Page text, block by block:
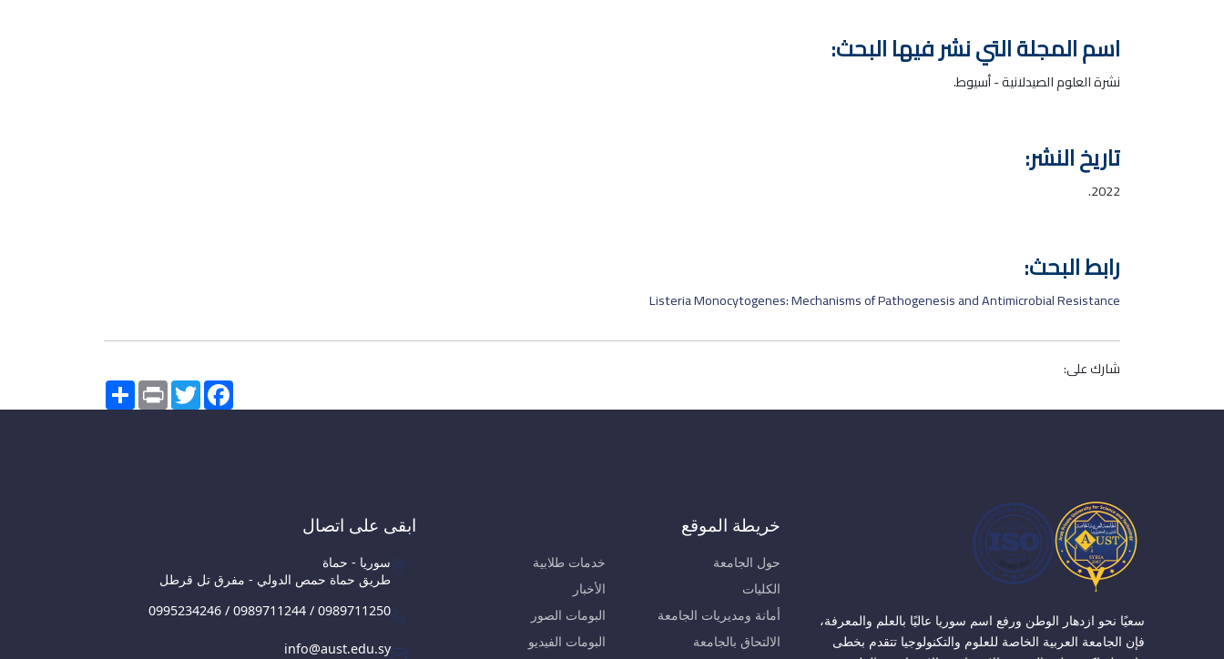
اسم المجلة التي نشر فيها البحث:
نشرة العلوم الصيدلانية - أسيوط.
تاريخ النشر:
2022.
رابط البحث:
Listeria Monocytogenes: Mechanisms of Pathogenesis and Antimicrobial Resistance
شارك على:
Share PrintTwitterFacebook
سعيًا نحو ازدهار الوطن ورفع اسم سوريا عاليًا بالعلم والمعرفة،
فإن الجامعة العربية الخاصة للعلوم والتكنولوجيا تتقدم بخطى
خريطة الموقع
حول الجامعة
الكليات
أمانة ومديريات الجامعة
الالتحاق بالجامعة
خدمات طلابية
الأخبار
البومات الصور
البومات الفيديو
ابقى على اتصال
سوريا - حماة
طريق حماة حمص الدولي - مفرق تل قرطل
0995234246 / 0989711244 / 0989711250
info@aust.edu.sy